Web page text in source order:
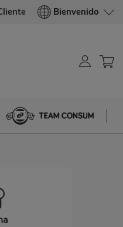
Bienvenido
Team Consum